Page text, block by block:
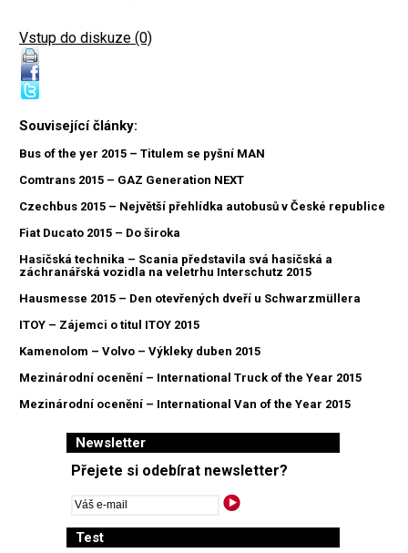
Vstup do diskuze (0)
Související články:
Bus of the yer 2015 – Titulem se pyšní MAN
Comtrans 2015 – GAZ Generation NEXT
Czechbus 2015 – Největší přehlídka autobusů v České republice
Fiat Ducato 2015 – Do široka
Hasičská technika – Scania představila svá hasičská a
záchranářská vozidla na veletrhu Interschutz 2015
Hausmesse 2015 – Den otevřených dveří u Schwarzmüllera
ITOY – Zájemci o titul ITOY 2015
Kamenolom – Volvo – Výkleky duben 2015
Mezinárodní ocenění – International Truck of the Year 2015
Mezinárodní ocenění – International Van of the Year 2015
Newsletter
Přejete si odebírat newsletter?
Test